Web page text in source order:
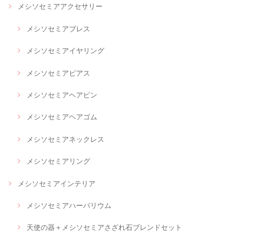
メシソセミアアクセサリー
メシソセミアブレス
メシソセミアイヤリング
メシソセミアピアス
メシソセミアヘアピン
メシソセミアヘアゴム
メシソセミアネックレス
メシソセミアリング
メシソセミアインテリア
メシソセミアハーバリウム
天使の器＋メシソセミアさざれ石ブレンドセット